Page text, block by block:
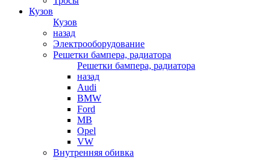
Кузов
Кузов
назад
Электрооборудование
Решетки бампера, радиатора
Решетки бампера, радиатора
назад
Audi
BMW
Ford
MB
Opel
VW
Внутренняя обивка